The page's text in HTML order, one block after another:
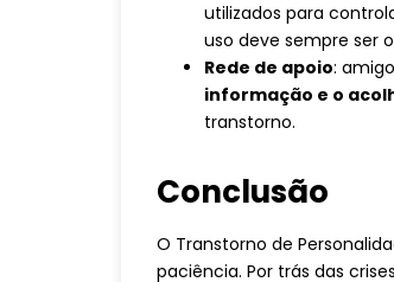
utilizados para
uso deve sempre ser
Rede de apoio:
informação e o
transtorno.
Conclusão
O Transtorno de
paciência. Por trás das